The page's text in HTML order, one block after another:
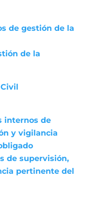
de gestión de la
de la
internos de
y vigilancia
de supervisión,
pertinente del